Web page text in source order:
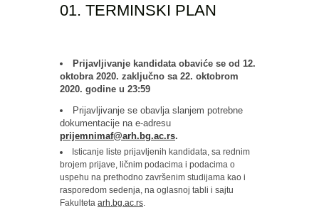
01. TERMINSKI PLAN
Prijavljivanje kandidata obaviće se od 12.
oktobra 2020. zaključno sa 22. oktobrom
2020. godine u 23:59
Prijavljivanje se obavlja slanjem potrebne
dokumentacije na e-adresu
prijemnimaf@arh. bg.ac.rs.
Isticanje liste prijavljenih kandidata, sa rednim
brojem prijave, ličnim podacima i podacima o
uspehu na prethodno završenim studijama kao i
rasporedom sedenja, na oglasnoj tabli i sajtu
Fakulteta arh.bg.ac.rs